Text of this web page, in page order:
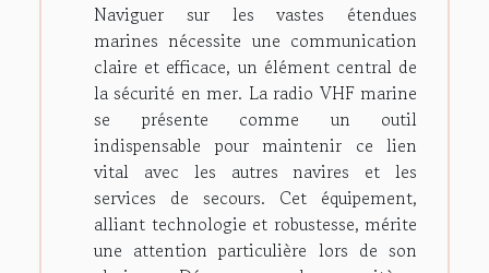
Naviguer sur les vastes étendues
marines nécessite une communication
claire et efficace, un élément central de
la sécurité en mer. La radio VHF marine
se présente comme un outil
indispensable pour maintenir ce lien
vital avec les autres navires et les
services de secours. Cet équipement,
alliant technologie et robustesse, mérite
une attention particulière lors de son